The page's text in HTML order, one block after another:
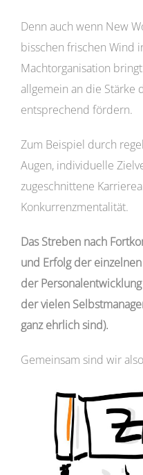
Denn auch wenn New
bisschen frischen Wind
Machtorganisation
allgemein an die Stärke
entsprechend fördern.
Zum Beispiel durch
Augen, individuelle
zugeschnittene
Konkurrenzmentalität.
Das Streben nach
und Erfolg der
der
der vielen
ganz ehrlich sind).
Gemeinsam sind wir